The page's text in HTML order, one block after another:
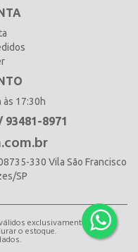
às 17:30h
93481-8971
330 Vila São Francisco
SP
exclusivamente para
o estoque.